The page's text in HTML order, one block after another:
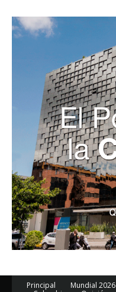
Principal
Mundial 2026